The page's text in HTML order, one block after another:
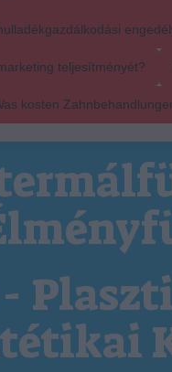
teljesítményét?
kosten
-